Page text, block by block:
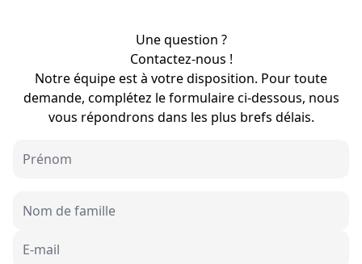
Une question ?
Contactez-nous !
Notre équipe est à votre disposition. Pour toute
demande, complétez le formulaire ci-dessous, nous
vous répondrons dans les plus brefs délais.